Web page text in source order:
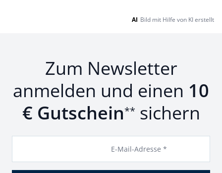
AI Bild mit Hilfe von KI erstellt
Zum Newsletter
anmelden und einen 10
€ Gutschein** sichern
E-Mail-Adresse *